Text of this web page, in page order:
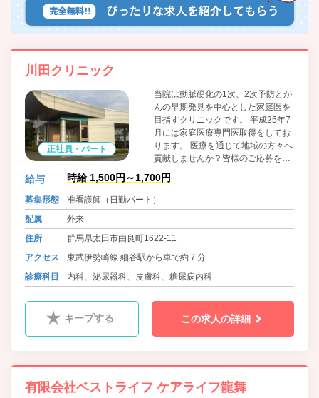
川田クリニック
正社員・パート
当院は動脈硬化の1次、2次予防とが
んの早期発見を中心とした家庭医を
目指すクリニックです。 平成25年7
月には家庭医療専門医取得をしてお
ります。 医療を通じて地域の方々へ
貢献しませんか？皆様のご応募を心
よりお待ちしております。
給与 時給 1,500円～1,700円
募集形態
准看護師（日勤パート）
配属
外来
住所
群馬県太田市由良町1622-11
アクセス
東武伊勢崎線 細谷駅から車で約７分
診療科目
内科、泌尿器科、皮膚科、糖尿病内科
キープする この求人の詳細
有限会社ベストライフ ケアライフ龍舞